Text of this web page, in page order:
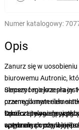
Numer katalogowy:
Opis
Zanurz się w uosobieniu
biurowemu Autronic,
ulepszyć miejsce pracy.
czarnego materiału
także zapewnia
spędzanych przy
Sercem tego krzesła
przemyślanym
komfort i wygodę przez
optymalną cyrkulację
Oprócz stylowego
wsparcie, co czyni je